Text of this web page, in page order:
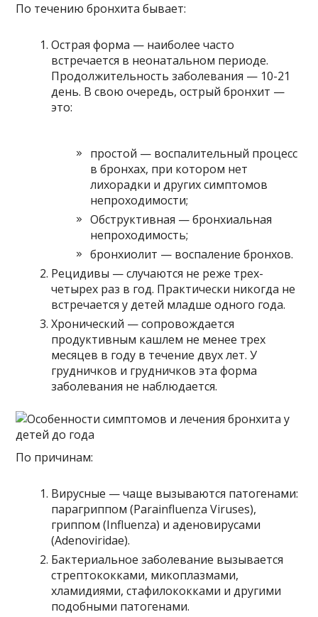
По течению бронхита бывает:
Острая форма — наиболее часто
встречается в неонатальном периоде.
Продолжительность заболевания — 10-21
день. В свою очередь, острый бронхит —
это:
простой — воспалительный процесс
в бронхах, при котором нет
лихорадки и других симптомов
непроходимости;
Обструктивная — бронхиальная
непроходимость;
бронхиолит — воспаление бронхов.
Рецидивы — случаются не реже трех-
четырех раз в год. Практически никогда не
встречается у детей младше одного года.
Хронический — сопровождается
продуктивным кашлем не менее трех
месяцев в году в течение двух лет. У
грудничков и грудничков эта форма
заболевания не наблюдается.
По причинам:
Вирусные — чаще вызываются патогенами:
парагриппом (Parainfluenza Viruses),
гриппом (Influenza) и аденовирусами
(Adenoviridae).
Бактериальное заболевание вызывается
стрептококками, микоплазмами,
хламидиями, стафилококками и другими
подобными патогенами.